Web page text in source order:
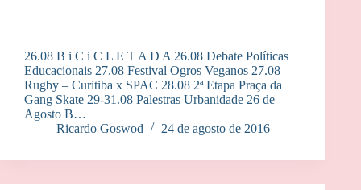
26.08 B i C i C L E T A D A 26.08 Debate Políticas
Educacionais 27.08 Festival Ogros Veganos 27.08
Rugby – Curitiba x SPAC 28.08 2ª Etapa Praça da
Gang Skate 29-31.08 Palestras Urbanidade 26 de
Agosto B…
Ricardo Goswod
24 de agosto de 2016